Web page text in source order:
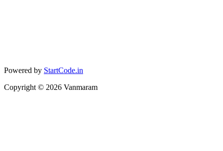
Powered by StartCode.in
Copyright © 2026 Vanmaram